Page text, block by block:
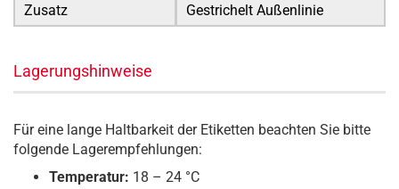
Zusatz
Gestrichelt Außenlinie
Lagerungshinweise
Für eine lange Haltbarkeit der Etiketten beachten Sie bitte
folgende Lagerempfehlungen:
Temperatur: 18 – 24 °C